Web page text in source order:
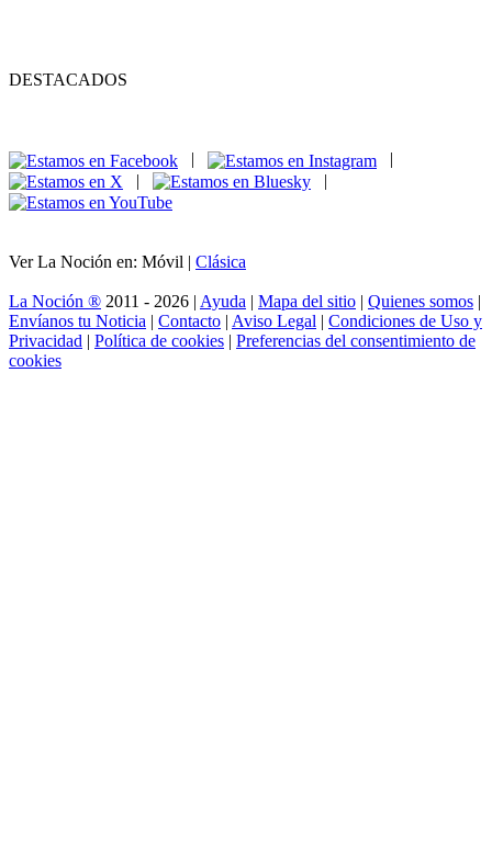
DESTACADOS
|
|
Ver La Noción en: Móvil | Clásica
La Noción ® 2011 - 2026 | Ayuda | Mapa del sitio | Quienes somos |
Envíanos tu Noticia | Contacto | Aviso Legal | Condiciones de Uso y
Privacidad | Política de cookies | Preferencias del consentimiento de
cookies